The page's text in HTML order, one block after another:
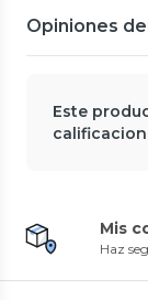
Opiniones
Este
Mis
Haz